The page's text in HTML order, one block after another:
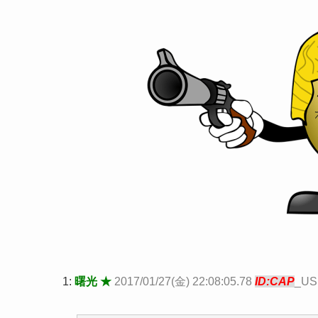
1: 曙光 ★ 2017/01/27(金) 22:08:05.78 ID:CAP